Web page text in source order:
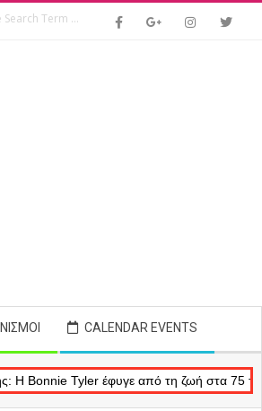
CALENDAR EVENTS
Tyler έφυγε από τη ζωή στα 75 της